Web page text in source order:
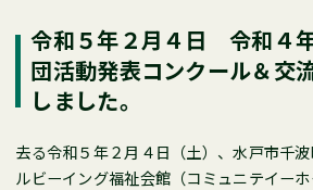
令和５年２月４日 令和４
団活動発表コンクール＆交
しました。
去る令和５年２月４日（土）、水戸市千
ルビーイング福祉会館（コミュニテイー